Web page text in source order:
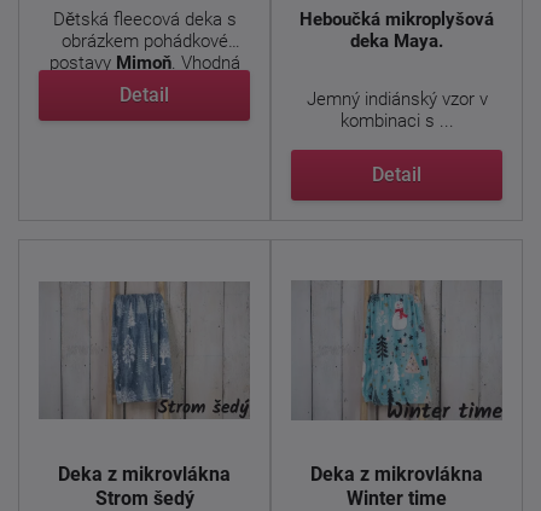
Dětská fleecová deka s
obrázkem pohádkové
postavy Mimoň. Vhodná
pro ...
Detail
Heboučká mikroplyšová
deka Maya.
Jemný indiánský vzor v
kombinaci s ...
Detail
Deka z mikrovlákna
Strom šedý
Deka z mikrovlákna
Winter time